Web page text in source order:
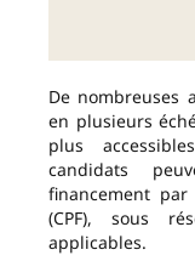
De nombreuses
en plusieurs
plus
candidats
financement par
(CPF), sous
applicables.